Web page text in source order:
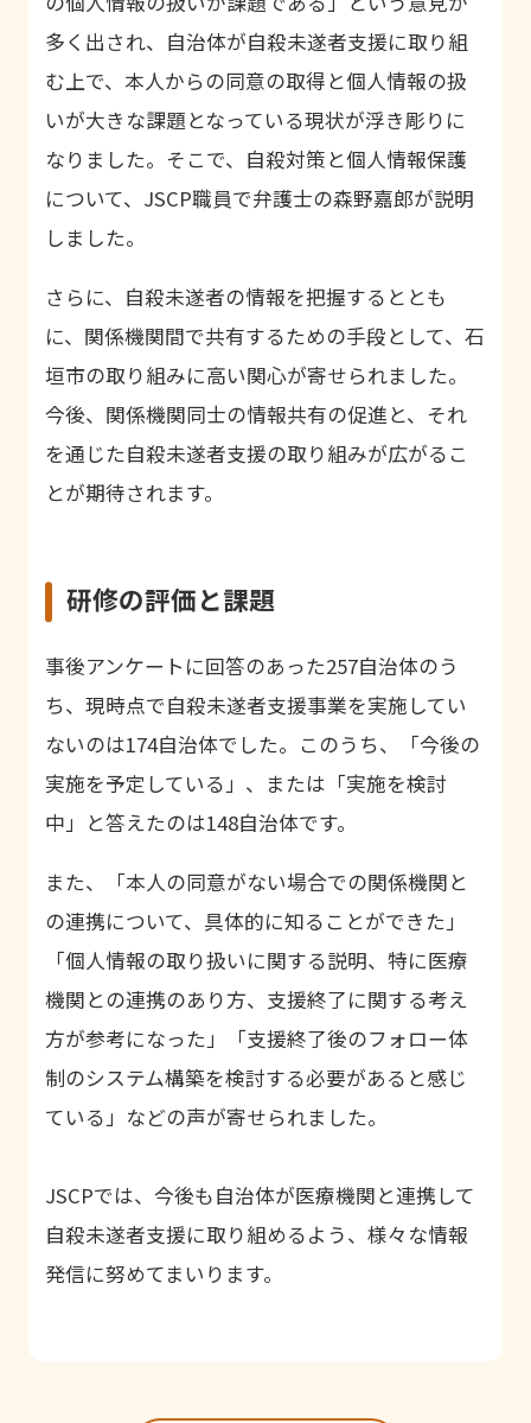
多く出され、自治体が自殺未遂者支援に取り組
む上で、本人からの同意の取得と個人情報の扱
いが大きな課題となっている現状が浮き彫りに
なりました。そこで、自殺対策と個人情報保護
について、 JSCP職員で弁護士の森野嘉郎が説明
しました。
さらに、自殺未遂者の情報を把握するととも
に、関係機関間で共有するための手段として、石
垣市の取り組みに高い関心が寄せられました。
今後、関係機関同士の情報共有の促進と、それ
を通じた自殺未遂者支援の取り組みが広がるこ
とが期待されます。
研修の評価と課題
事後アンケートに回答のあった257自治体のう
ち、現時点で自殺未遂者支援事業を実施してい
ないのは174自治体でした。このうち、「今後の
実施を予定している」、または「実施を検討
中」と答えたのは148自治体です。
また、「本人の同意がない場合での関係機関と
の連携について、具体的に知ることができた」
「個人情報の取り扱いに関する説明、特に医療
機関との連携のあり方、支援終了に関する考え
方が参考になった」「支援終了後のフォロー体
制のシステム構築を検討する必要があると感じ
ている」などの声が寄せられました。
JSCPでは、今後も自治体が医療機関と連携して
自殺未遂者支援に取り組めるよう、様々な情報
発信に努めてまいります。